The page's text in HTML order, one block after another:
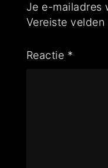
Je e-mailadres
Vereiste
Reactie *